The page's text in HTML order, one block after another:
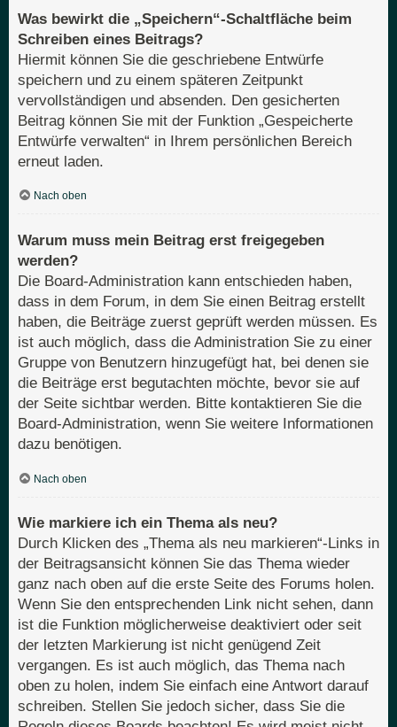
Was bewirkt die „Speichern“-Schaltfläche beim
Schreiben eines Beitrags?
Hiermit können Sie die geschriebene Entwürfe
speichern und zu einem späteren Zeitpunkt
vervollständigen und absenden. Den gesicherten
Beitrag können Sie mit der Funktion „Gespeicherte
Entwürfe verwalten“ in Ihrem persönlichen Bereich
erneut laden.
Nach oben
Warum muss mein Beitrag erst freigegeben
werden?
Die Board-Administration kann entschieden haben,
dass in dem Forum, in dem Sie einen Beitrag erstellt
haben, die Beiträge zuerst geprüft werden müssen. Es
ist auch möglich, dass die Administration Sie zu einer
Gruppe von Benutzern hinzugefügt hat, bei denen sie
die Beiträge erst begutachten möchte, bevor sie auf
der Seite sichtbar werden. Bitte kontaktieren Sie die
Board-Administration, wenn Sie weitere Informationen
dazu benötigen.
Nach oben
Wie markiere ich ein Thema als neu?
Durch Klicken des „Thema als neu markieren“-Links in
der Beitragsansicht können Sie das Thema wieder
ganz nach oben auf die erste Seite des Forums holen.
Wenn Sie den entsprechenden Link nicht sehen, dann
ist die Funktion möglicherweise deaktiviert oder seit
der letzten Markierung ist nicht genügend Zeit
vergangen. Es ist auch möglich, das Thema nach
oben zu holen, indem Sie einfach eine Antwort darauf
schreiben. Stellen Sie jedoch sicher, dass Sie die